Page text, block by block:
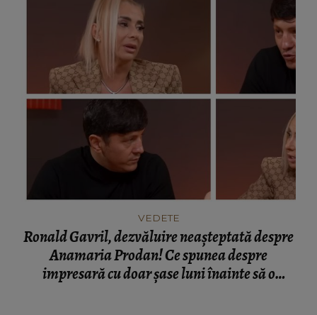
VEDETE
Ronald Gavril, dezvăluire neașteptată despre
Anamaria Prodan! Ce spunea despre
impresară cu doar șase luni înainte să o